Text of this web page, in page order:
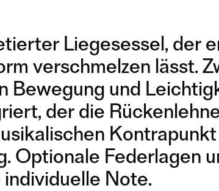
Liegesessel, der
verschmelzen lässt.
Bewegung und
der die
Optionale Federlagen
Note.